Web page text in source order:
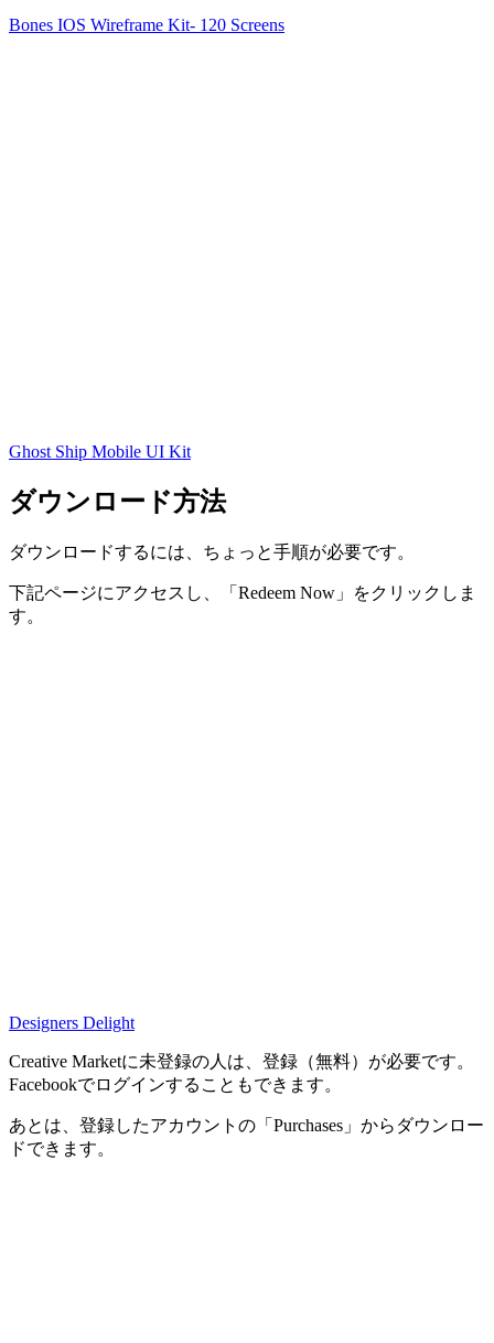
Bones IOS Wireframe Kit- 120 Screens
Ghost Ship Mobile UI Kit
ダウンロード方法
ダウンロードするには、ちょっと手順が必要です。
下記ページにアクセスし、「Redeem Now」をクリックしま
す。
Designers Delight
Creative Marketに未登録の人は、登録（無料）が必要です。
Facebookでログインすることもできます。
あとは、登録したアカウントの「Purchases」からダウンロー
ドできます。